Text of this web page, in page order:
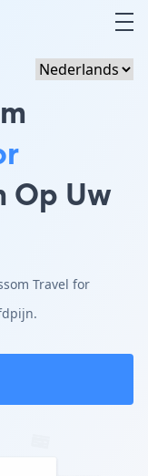
Op Uw
Travel for